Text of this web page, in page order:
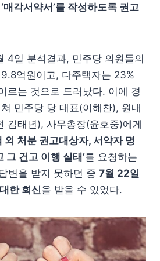
‘매각서약서’를 작성하도록 권고
4일 분석결과, 민주당 의원들의
억원이고, 다주택자는 23%
르는 것으로 드러났다. 이에 경
민주당 당 대표(이해찬), 원내
김태년), 사무총장(윤호중)에게
외 처분 권고대상자, 서약자 명
그 건고 이행 실태’를 요청하는
변을 받지 못하던 중 7월 22일
한 회신을 받을 수 있었다.